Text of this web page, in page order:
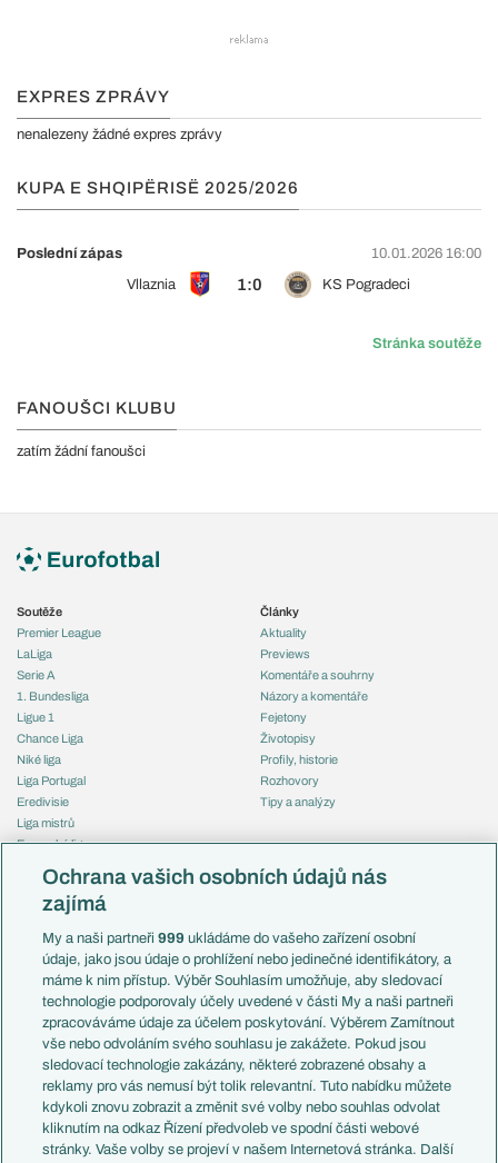
EXPRES ZPRÁVY
nenalezeny žádné expres zprávy
KUPA E SHQIPËRISË 2025/2026
Poslední zápas
10.01.2026 16:00
Vllaznia
1:0 KS Pogradeci
Stránka soutěže
FANOUŠCI KLUBU
zatím žádní fanoušci
Soutěže
Premier League
LaLiga
Serie A
1. Bundesliga
Ligue 1
Chance Liga
Niké liga
Liga Portugal
Eredivisie
Liga mistrů
Evropská liga
Mistrovství světa
Liga národů
Témata
Představení týmů MS
EuroSkauting
PL v kostce
Evropské koeficienty
Přestupy
Přestupové spekulace
Zranění
Kluby
Články
Aktuality
Previews
Komentáře a souhrny
Názory a komentáře
Fejetony
Životopisy
Profily, historie
Rozhovory
Tipy a analýzy
Česko
Francie
Itálie
Německo
Španělsko
Argentina
Brazílie
Přestupy
Zápasy
Livescore
Ochrana vašich osobních údajů nás
zajímá
My a naši partneři999 ukládáme do vašeho zařízení osobní
údaje, jako jsou údaje o prohlížení nebo jedinečné identifikátory, a
máme k nim přístup. Výběr Souhlasím umožňuje, aby sledovací
technologie podporovaly účely uvedené v části My a naši partneři
zpracováváme údaje za účelem poskytování. Výběrem Zamítnout
vše nebo odvoláním svého souhlasu je zakážete. Pokud jsou
sledovací technologie zakázány, některé zobrazené obsahy a
reklamy pro vás nemusí být tolik relevantní. Tuto nabídku můžete
kdykoli znovu zobrazit a změnit své volby nebo souhlas odvolat
kliknutím na odkaz Řízení předvoleb ve spodní části webové
stránky. Vaše volby se projeví v našem Internetová stránka. Další